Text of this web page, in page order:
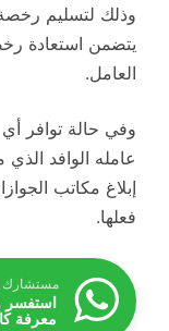
وذلك لتسليم
يتضمن استعادة
العامل.
وفي حالة توافر
عامله الوافد الذي
إبلاغ مكاتب
فعلها.
مستشارك
استفسر
معرفة